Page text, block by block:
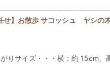
せ】お散歩 サコッシュ ヤシの
りサイズ・・・横：約 15cm